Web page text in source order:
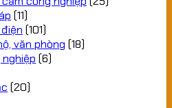
(11)
(101)
văn phòng (18)
(6)
(20)